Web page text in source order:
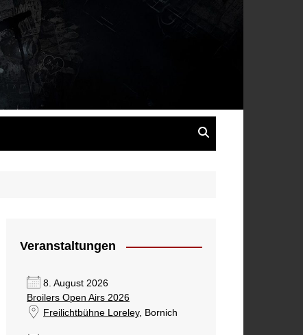
Veranstaltungen
8. August 2026
Broilers Open Airs 2026
Freilichtbühne Loreley, Bornich